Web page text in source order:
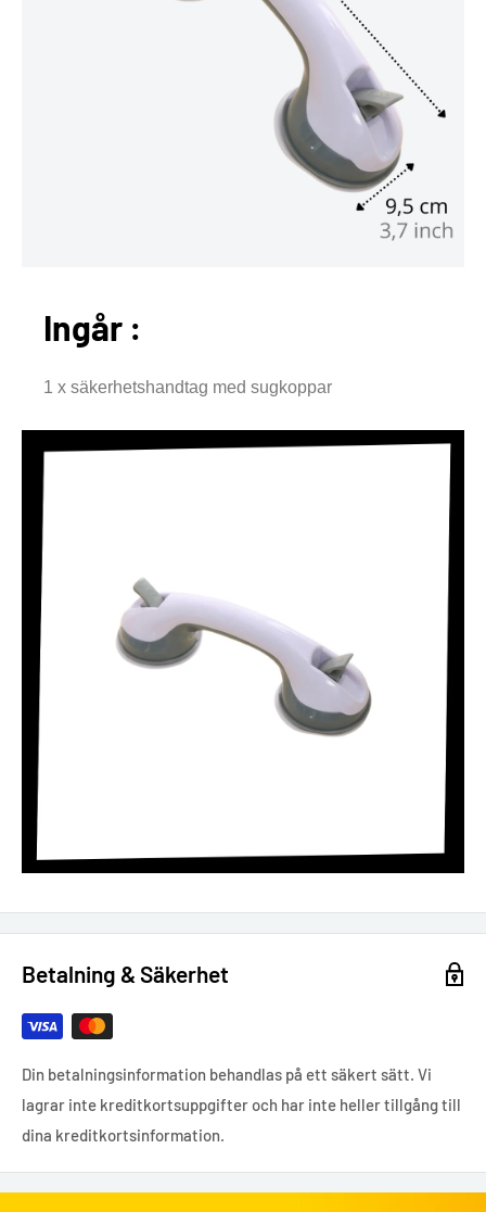
Ingår :
1 x säkerhetshandtag med sugkoppar
Betalning & Säkerhet
Din betalningsinformation behandlas på ett säkert sätt. Vi
lagrar inte kreditkortsuppgifter och har inte heller tillgång till
dina kreditkortsinformation.